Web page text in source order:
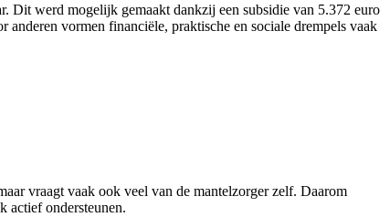
Dit werd mogelijk gemaakt dankzij een subsidie van 5.372 euro
vormen financiële, praktische en sociale drempels vaak
vraagt vaak ook veel van de mantelzorger zelf. Daarom
actief ondersteunen.